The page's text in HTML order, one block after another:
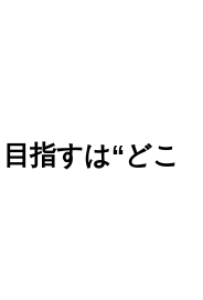
指すは“どこ